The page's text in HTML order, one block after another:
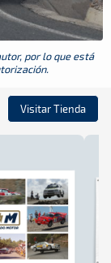
por lo que está
Visitar Tienda